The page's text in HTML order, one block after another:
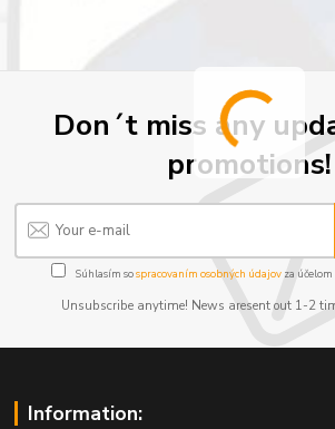
Don´t miss any
promotions!
Súhlasím sospracovaním osobných údajov za
Unsubscribe anytime! News aresent out 1-2
Information: